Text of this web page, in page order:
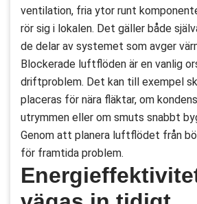
ventilation, fria ytor runt
rör sig i lokalen. Det gäller både
de delar av systemet som avger
Blockerade luftflöden är en vanlig
driftproblem. Det kan till exempel
placeras för nära fläktar, om
utrymmen eller om smuts snabbt
Genom att planera luftflödet från
för framtida problem.